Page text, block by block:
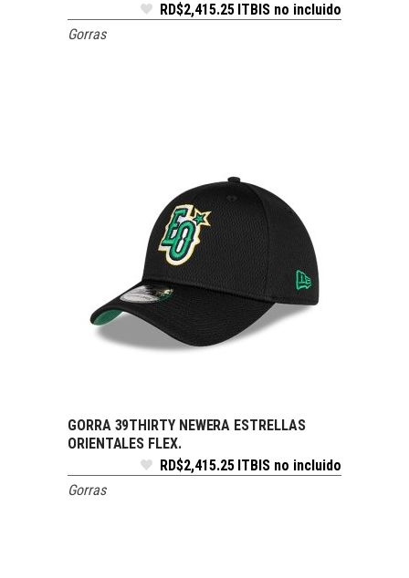
RD$2,415.25 ITBIS no incluido
Gorras
SELECCIONAR OPCIONES
GORRA 39THIRTY NEWERA ESTRELLAS
ORIENTALES FLEX.
RD$2,415.25 ITBIS no incluido
Gorras